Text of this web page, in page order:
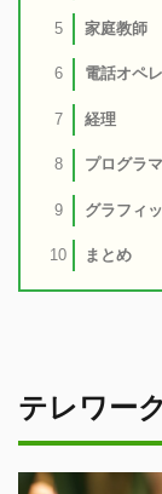
5 家庭教師
6 電話オペ
7 経理
8 プログラ
9 グラフィ
10 まとめ
テレワー